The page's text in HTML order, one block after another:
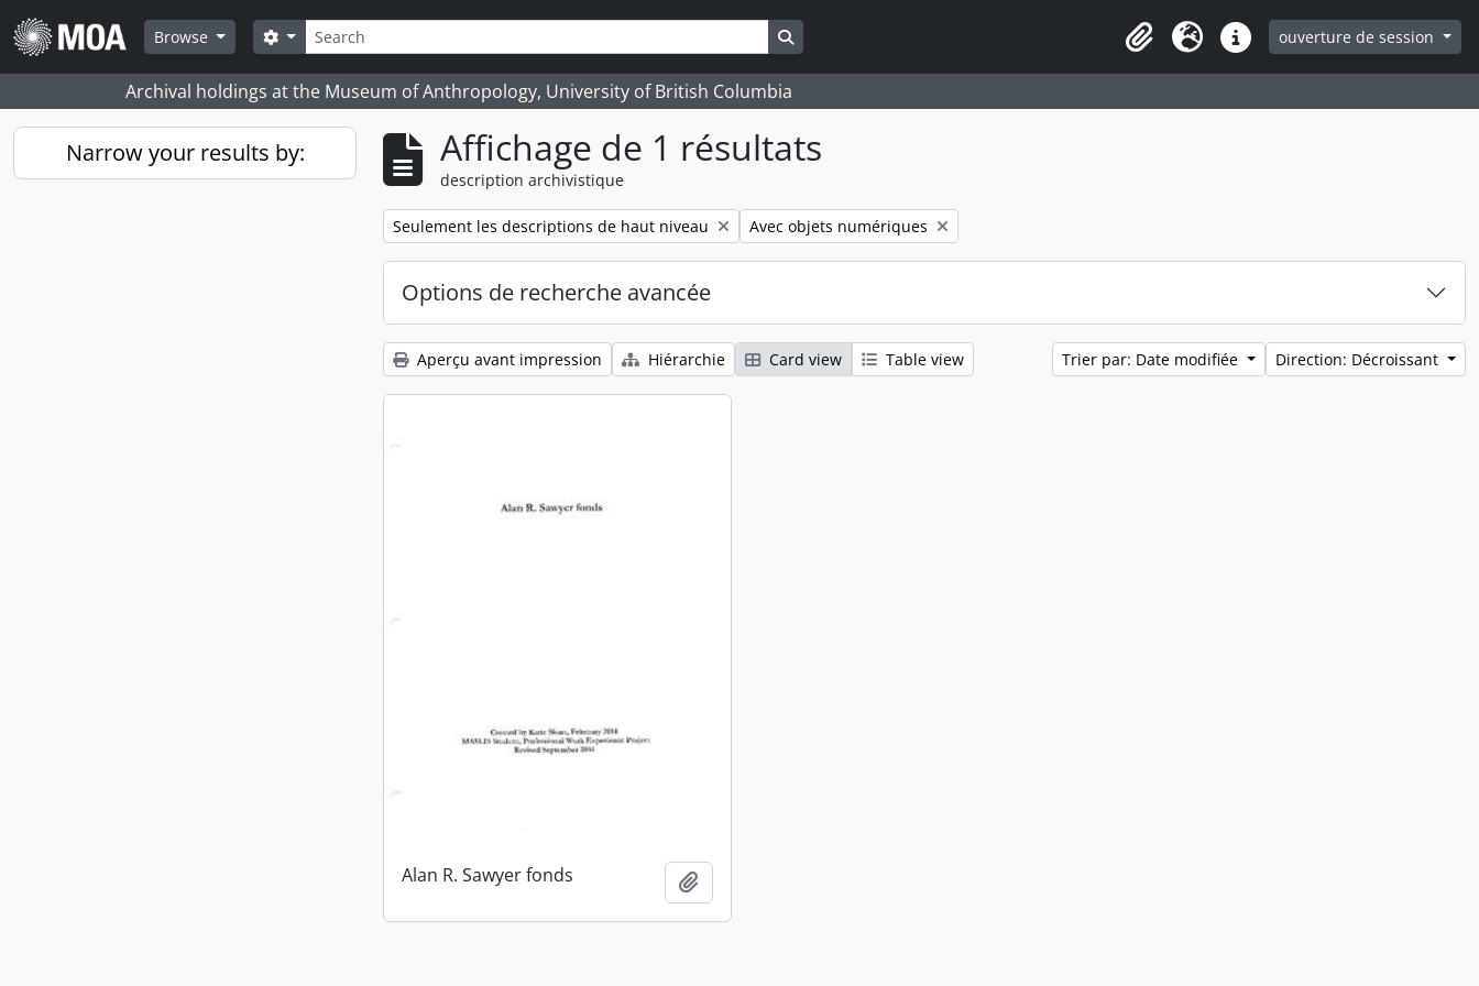
Skip to main content
Browse
Rechercher
Search options Search in browse page
ClipboardLangueLiens rapidesouverture de session
Archival holdings at the Museum of Anthropology, University of British Columbia
Narrow your results by: Affichage de 1 résultats
description archivistique
Remove filter:
Seulement les descriptions de haut niveau Remove filter:
Avec objets numériques
Options de recherche avancée
Aperçu avant impression Hiérarchie Card view Table view Trier par: Date modifiée Direction: Décroissant
Alan R. Sawyer fonds